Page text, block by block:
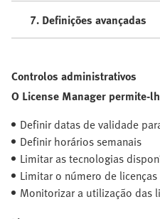
7. Definições avançadas
Controlos administrativos
O License Manager permite-
Definir datas de validade
Definir horários semanais
Limitar as tecnologias
Limitar o número de
Monitorizar a utilização das